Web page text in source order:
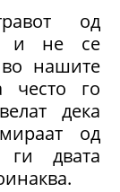
од
и не се
нашите
често го
дека
од
ги двата